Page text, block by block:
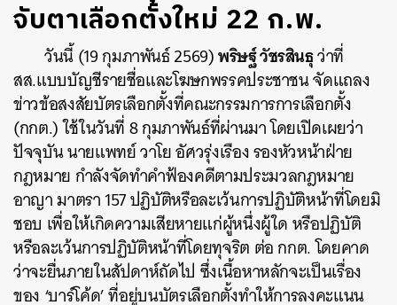
จับตาเลือกตั้งใหม่ 22 ก.พ.
วันนี้ (19 กุมภาพันธ์ 2569)พริษฐ์ วัชรสินธุว่าที่
สส.แบบบัญชีรายชื่อและโฆษกพรรคประชาชน จัดแถลง
ข่าวข้อสงสัยบัตรเลือกตั้งที่คณะกรรมการการเลือกตั้ง
(กกต.) ใช้ในวันที่ 8 กุมภาพันธ์ที่ผ่านมา โดยเปิดเผยว่า
ปัจจุบัน นายแพทย์ วาโย อัศวรุ่งเรือง รองหัวหน้าฝ่าย
กฎหมาย กำลังจัดทำคำฟ้องคดีตามประมวลกฎหมาย
อาญา มาตรา 157 ปฏิบัติหรือละเว้นการปฏิบัติหน้าที่โดยมิ
ชอบ เพื่อให้เกิดความเสียหายแก่ผู้หนึ่งผู้ใด หรือปฏิบัติ
หรือละเว้นการปฏิบัติหน้าที่โดยทุจริต ต่อ กกต. โดยคาด
ว่าจะยื่นภายในสัปดาห์ถัดไป ซึ่งเนื้อหาหลักจะเป็นเรื่อง
ของ ‘บาร์โค้ด’ ที่อยู่บนบัตรเลือกตั้งทำให้การลงคะแนน